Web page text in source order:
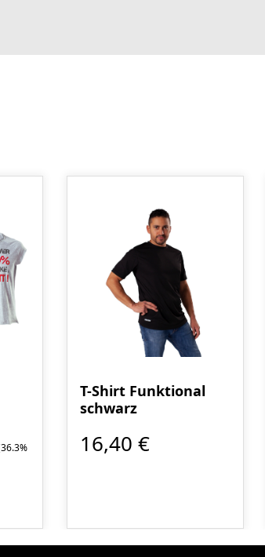
T-Shirt Funktional
schwarz
16,40 €